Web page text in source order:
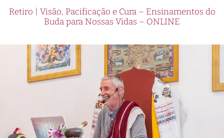
Retiro | Visão, Pacificação e Cura – Ensinamentos do
Buda para Nossas Vidas – ONLINE